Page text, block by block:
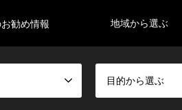
勧め情報 地域から選ぶ
目的から選ぶ